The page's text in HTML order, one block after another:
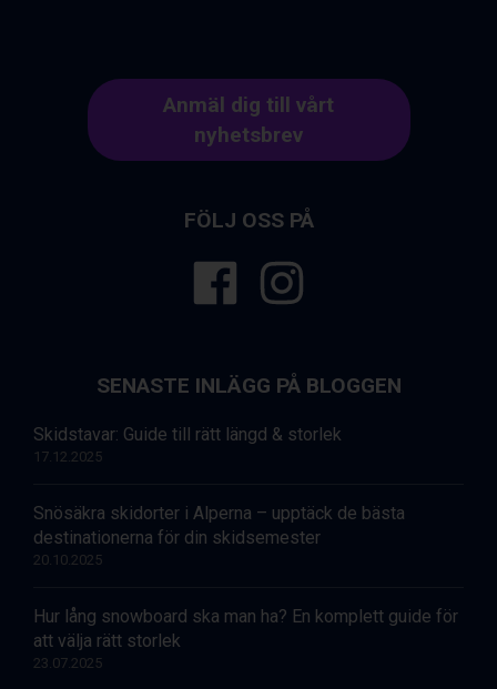
Anmäl dig till vårt
nyhetsbrev
FÖLJ OSS PÅ
SENASTE INLÄGG PÅ BLOGGEN
Skidstavar: Guide till rätt längd & storlek
17.12.2025
Snösäkra skidorter i Alperna – upptäck de bästa
destinationerna för din skidsemester
20.10.2025
Hur lång snowboard ska man ha? En komplett guide för
att välja rätt storlek
23.07.2025